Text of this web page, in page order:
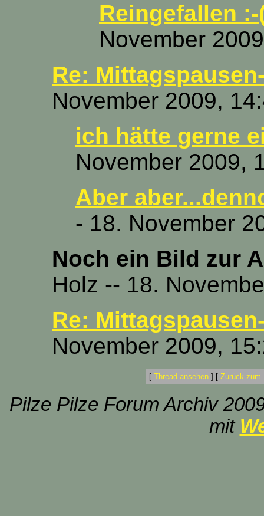
Reingefallen :-
November
Re:
November 2009,
ich hätte gerne
November 2009,
Aber
- 18. November
Noch ein Bild zur
Holz -- 18.
Re:
November 2009,
[ Thread ansehen ] [ Zurück zum
Pilze Pilze Forum Archiv
mit